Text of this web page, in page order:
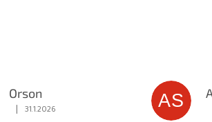
Orson
Hodnocení obchodu je 5 z 5 hvězdiček.
| 31.1.2026 AS